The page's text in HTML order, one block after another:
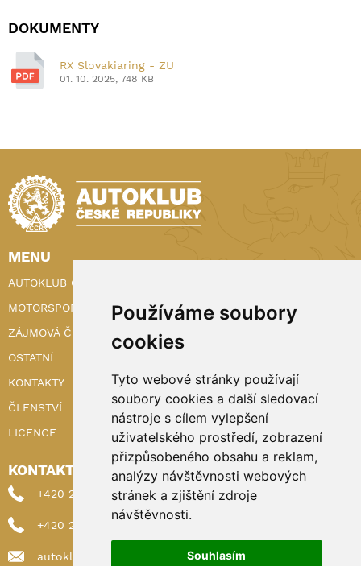
Používáme soubory
cookies
Tyto webové stránky používají
soubory cookies a další sledovací
nástroje s cílem vylepšení
uživatelského prostředí, zobrazení
přizpůsobeného obsahu a reklam,
analýzy návštěvnosti webových
stránek a zjištění zdroje
návštěvnosti.
Souhlasím
DOKUMENTY
RX Slovakiaring - ZU
01. 10. 2025, 748 KB
MENU
AUTOKLUB ČR
MOTORSPORT
ZÁJMOVÁ ČINNOST
OSTATNÍ
KONTAKTY
ČLENSTVÍ
LICENCE
KONTAKTY
+420 222 898 224 (sekretariat)
+420 222 898 221 (členství)
autoklub@autoklub.cz